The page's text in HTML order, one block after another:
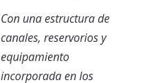
Con una estructura de
canales, reservorios y
equipamiento
incorporada en los